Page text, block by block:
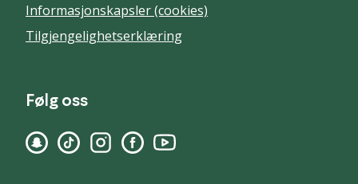
Informasjonskapsler (cookies)
Tilgjengelighetserklæring
Følg oss